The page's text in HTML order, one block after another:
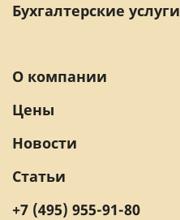
Бухгалтерские услуги
+7 (495) 955-91-80
О компании
Цены
Новости
Статьи